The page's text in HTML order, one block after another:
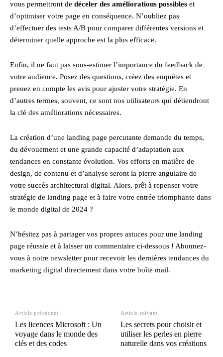
vous permettront de déceler des améliorations possibles et
d’optimiser votre page en conséquence. N’oubliez pas
d’effectuer des tests A/B pour comparer différentes versions et
déterminer quelle approche est la plus efficace.
Enfin, il ne faut pas sous-estimer l’importance du feedback de
votre audience. Posez des questions, créez des enquêtes et
prenez en compte les avis pour ajuster votre stratégie. En
d’autres termes, souvent, ce sont nos utilisateurs qui détiendront
la clé des améliorations nécessaires.
La création d’une landing page percutante demande du temps,
du dévouement et une grande capacité d’adaptation aux
tendances en constante évolution. Vos efforts en matière de
design, de contenu et d’analyse seront la pierre angulaire de
votre succès architectural digital. Alors, prêt à repenser votre
stratégie de landing page et à faire votre entrée triomphante dans
le monde digital de 2024 ?
N’hésitez pas à partager vos propres astuces pour une landing
page réussie et à laisser un commentaire ci-dessous ! Abonnez-
vous à notre newsletter pour recevoir les dernières tendances du
marketing digital directement dans votre boîte mail.
Article précédent
Les licences Microsoft : Un
voyage dans le monde des
clés et des codes
Article suivant
Les secrets pour choisir et
utiliser les perles en pierre
naturelle dans vos créations